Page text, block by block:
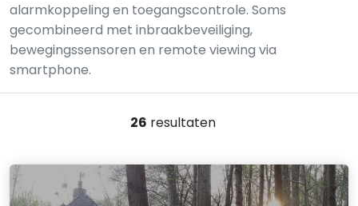
alarmkoppeling en toegangscontrole. Soms
gecombineerd met inbraakbeveiliging,
bewegingssensoren en remote viewing via
smartphone.
26 resultaten